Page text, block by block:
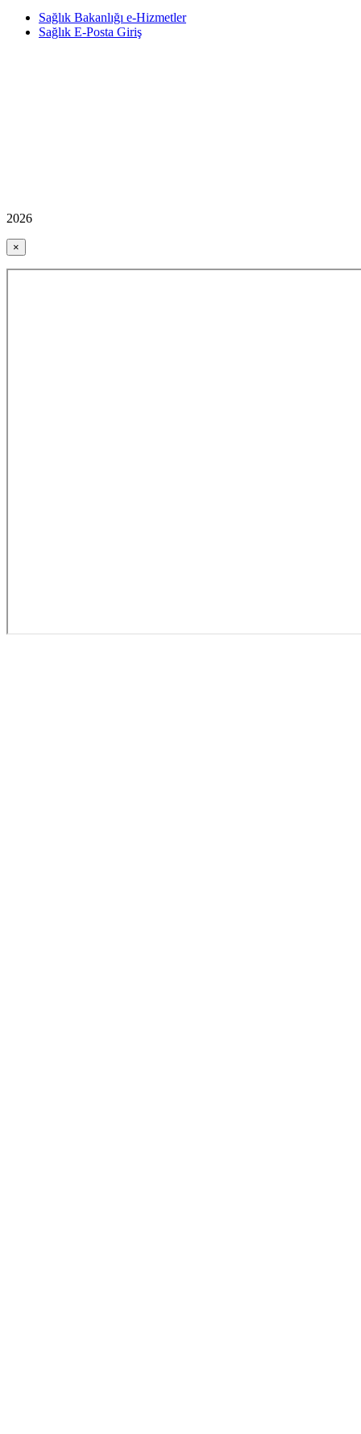
Sağlık Bakanlığı e-Hizmetler
Sağlık E-Posta Giriş
2026
×